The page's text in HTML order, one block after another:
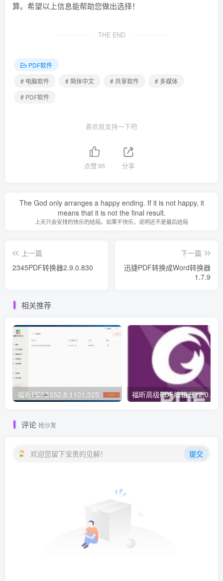
算。希望以上信息能帮助您做出选择！
THE END
PDF软件
# 电脑软件
# 简体中文 # 共享软件
# 多媒体
# PDF软件
喜欢就支持一下吧
点赞95 分享
The God only arranges a happy ending. If it is not happy, it
means that it is not the final result.
上天只会安排的快乐的结局。如果不快乐，说明还不是最后结局
上一篇
2345PDF转换器2.9.0.830
下一篇
迅捷PDF转换成Word转换器
1.7.9
相关推荐
福昕PDF3652.8.1101.325 福昕高级PDF编辑器12.0.226
评论 抢沙发
欢迎您留下宝贵的见解！ 提交